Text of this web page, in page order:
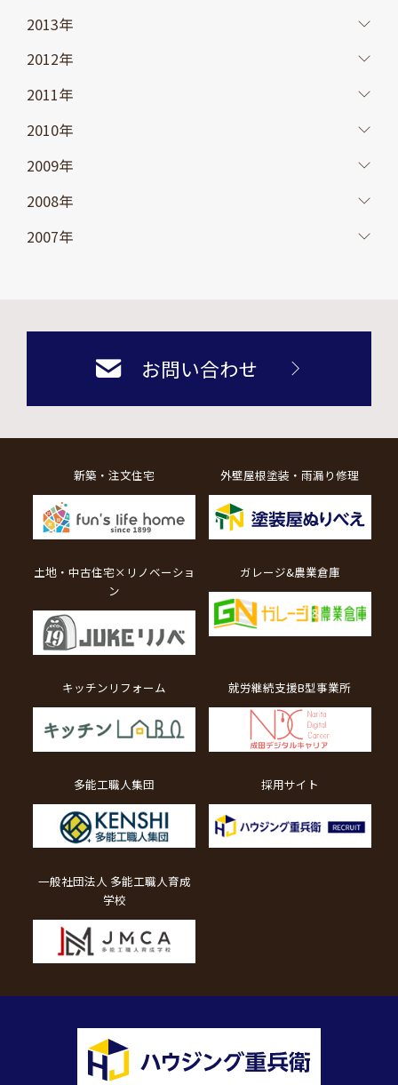
2013年
2012年
2011年
2010年
2009年
2008年
2007年
お問い合わせ
新築・注文住宅 外壁屋根塗装・雨漏り修理
土地・中古住宅×リノベーショ
ン
ガレージ&農業倉庫
キッチンリフォーム 就労継続支援B型事業所
多能工職人集団 採用サイト
一般社団法人 多能工職人育成
学校